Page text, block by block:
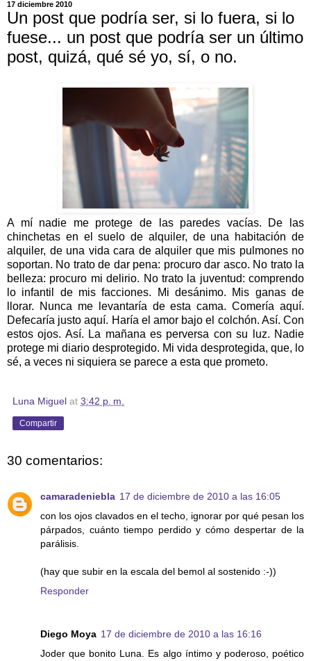
17 diciembre 2010
Un post que podría ser, si lo fuera, si lo
fuese... un post que podría ser un último
post, quizá, qué sé yo, sí, o no.
A mí nadie me protege de las paredes vacías. De las
chinchetas en el suelo de alquiler, de una habitación de
alquiler, de una vida cara de alquiler que mis pulmones no
soportan. No trato de dar pena: procuro dar asco. No trato la
belleza: procuro mi delirio. No trato la juventud: comprendo
lo infantil de mis facciones. Mi desánimo. Mis ganas de
llorar. Nunca me levantaría de esta cama. Comería aquí.
Defecaría justo aquí. Haría el amor bajo el colchón. Así. Con
estos ojos. Así. La mañana es perversa con su luz. Nadie
protege mi diario desprotegido. Mi vida desprotegida, que, lo
sé, a veces ni siquiera se parece a esta que prometo.
Luna Miguel at 3:42 p. m.
Compartir
30 comentarios:
camaradeniebla 17 de diciembre de 2010 a las 16:05
con los ojos clavados en el techo, ignorar por qué pesan los
párpados, cuánto tiempo perdido y cómo despertar de la
parálisis.
(hay que subir en la escala del bemol al sostenido :-))
Responder
Diego Moya 17 de diciembre de 2010 a las 16:16
Joder que bonito Luna. Es algo íntimo y poderoso, poético